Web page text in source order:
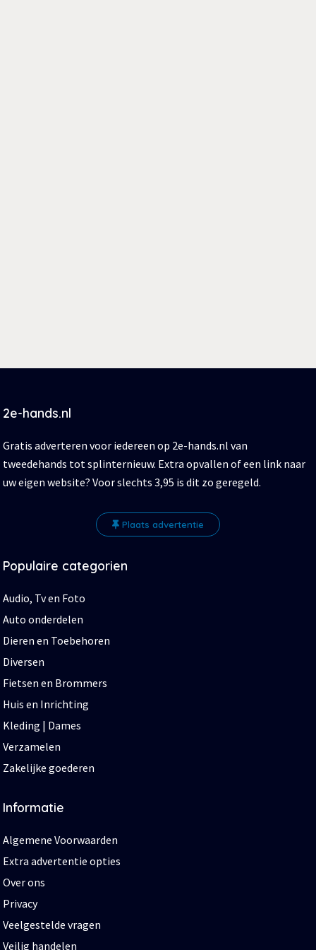
2e-hands.nl
Gratis adverteren voor iedereen op 2e-hands.nl van
tweedehands tot splinternieuw. Extra opvallen of een link naar
uw eigen website? Voor slechts 3,95 is dit zo geregeld.
Plaats advertentie
Populaire categorien
Audio, Tv en Foto
Auto onderdelen
Dieren en Toebehoren
Diversen
Fietsen en Brommers
Huis en Inrichting
Kleding | Dames
Verzamelen
Zakelijke goederen
Informatie
Algemene Voorwaarden
Extra advertentie opties
Over ons
Privacy
Veelgestelde vragen
Veilig handelen